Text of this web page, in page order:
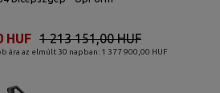
ára az elmúlt 30 napban: 1 377 900,00 HUF
1 213 151,00 HUF
HUF